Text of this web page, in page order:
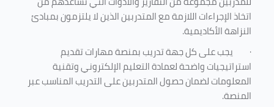
اتخاذ الإجراءات اللازمة مع المتدربين الذين لا يلتزمون بمبادئ
النزاهة الأكاديمية.
· يجب على كل جهة تدريب بمنصة مهارات تقديم
استراتيجيات واضحة لعمادة التعليم الإلكتروني وتقنية
المعلومات لضمان حصول المتدربين على التدريب المناسب عبر
المنصة.